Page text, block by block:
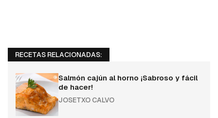
RECETAS RELACIONADAS:
Salmón cajún al horno ¡Sabroso y fácil
de hacer!
JOSETXO CALVO